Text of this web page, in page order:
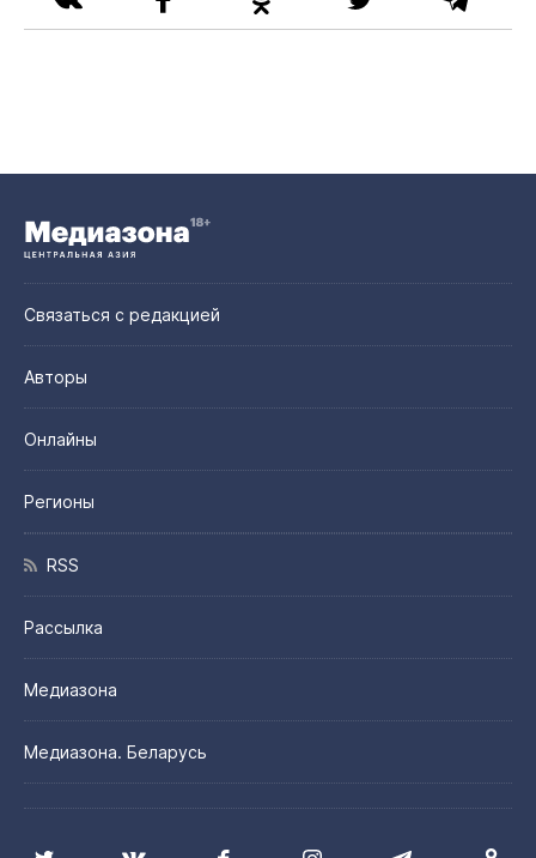
Связаться с редакцией
Авторы
Онлайны
Регионы
RSS
Рассылка
Медиазона
Медиазона. Беларусь